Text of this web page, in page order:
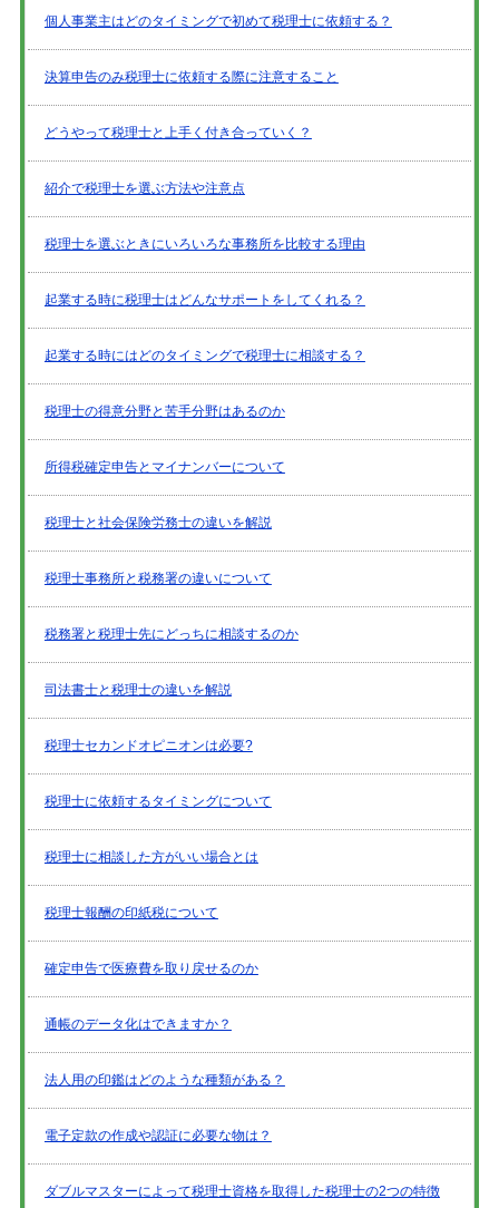
個人事業主はどのタイミングで初めて税理士に依頼する？
決算申告のみ税理士に依頼する際に注意すること
どうやって税理士と上手く付き合っていく？
紹介で税理士を選ぶ方法や注意点
税理士を選ぶときにいろいろな事務所を比較する理由
起業する時に税理士はどんなサポートをしてくれる？
起業する時にはどのタイミングで税理士に相談する？
税理士の得意分野と苦手分野はあるのか
所得税確定申告とマイナンバーについて
税理士と社会保険労務士の違いを解説
税理士事務所と税務署の違いについて
税務署と税理士先にどっちに相談するのか
司法書士と税理士の違いを解説
税理士セカンドオピニオンは必要?
税理士に依頼するタイミングについて
税理士に相談した方がいい場合とは
税理士報酬の印紙税について
確定申告で医療費を取り戻せるのか
通帳のデータ化はできますか？
法人用の印鑑はどのような種類がある？
電子定款の作成や認証に必要な物は？
ダブルマスターによって税理士資格を取得した税理士の2つの特徴